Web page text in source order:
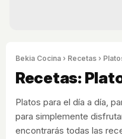
Bekia Cocina › Recetas ›
Recetas:
Platos para el día a día,
para simplemente
encontrarás todas las